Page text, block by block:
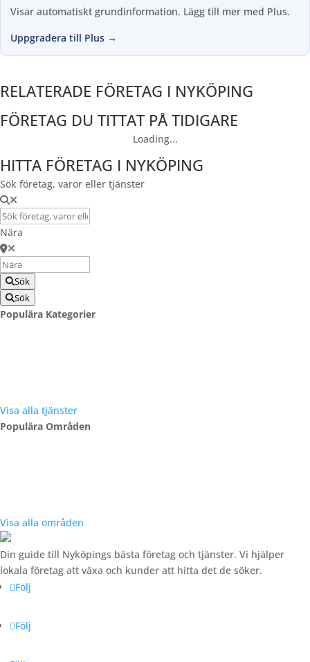
Visar automatiskt grundinformation. Lägg till mer med Plus.
Uppgradera till Plus →
RELATERADE FÖRETAG I NYKÖPING
FÖRETAG DU TITTAT PÅ TIDIGARE
Loading...
HITTA FÖRETAG I NYKÖPING
Sök företag, varor eller tjänster
Nära
Sök
Sök
Populära Kategorier
Visa alla tjänster
Populära Områden
Visa alla områden
Din guide till Nyköpings bästa företag och tjänster. Vi hjälper
lokala företag att växa och kunder att hitta det de söker.
Följ
Följ